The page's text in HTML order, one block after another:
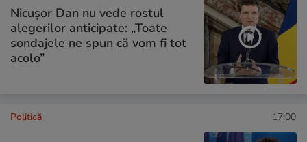
Nicușor Dan nu vede rostul
alegerilor anticipate: „Toate
sondajele ne spun că vom fi tot
acolo”
Politică 17:00